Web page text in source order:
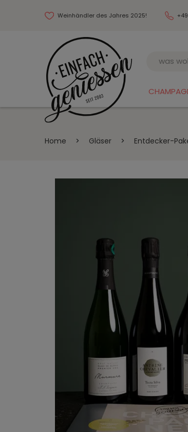
Weinhändler des Jahres 2025!
Home > Gläser > Entdecker-